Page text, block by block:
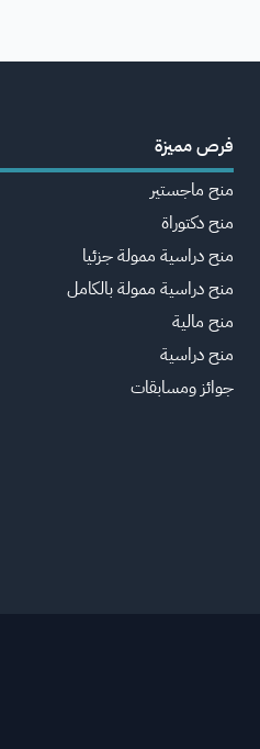
فرص مميزة
منح ماجستير
منح دكتوراة
منح دراسية ممولة جزئيا
منح دراسية ممولة بالكامل
منح مالية
منح دراسية
جوائز ومسابقات